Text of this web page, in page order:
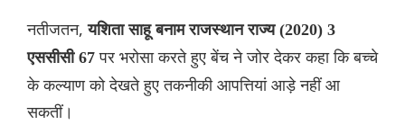
नतीजतन,यशिता साहू बनाम राजस्थान राज्य (2020) 3
एससीसी 67पर भरोसा करते हुए बेंच ने जोर देकर कहा कि बच्चे
के कल्याण को देखते हुए तकनीकी आपत्तियां आड़े नहीं आ
सकतीं।